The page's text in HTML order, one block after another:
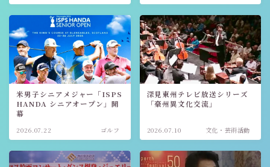
米男子シニアメジャー「ISPS
HANDA シニアオープン」開
幕
2026.07.22 ゴルフ
深見東州テレビ放送シリーズ
「豪州異文化交流」
2026.07.10 文化・芸術活動